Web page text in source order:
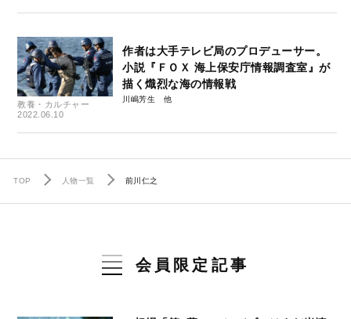
教養・カルチャー
2022.06.10
作者は大手テレビ局のプロデューサー。
小説『ＦＯＸ 海上保安庁情報調査室』が
描く熾烈な海の情報戦
川嶋芳生
TOP 人物一覧 前川仁之
会員限定記事